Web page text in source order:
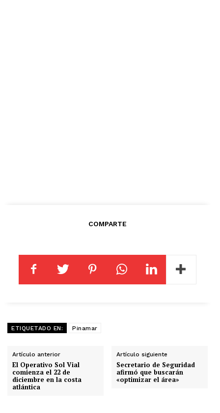
COMPARTE
ETIQUETADO EN: Pinamar
Artículo anterior
El Operativo Sol Vial
comienza el 22 de
diciembre en la costa
atlántica
Artículo siguiente
Secretario de Seguridad
afirmó que buscarán
«optimizar el área»